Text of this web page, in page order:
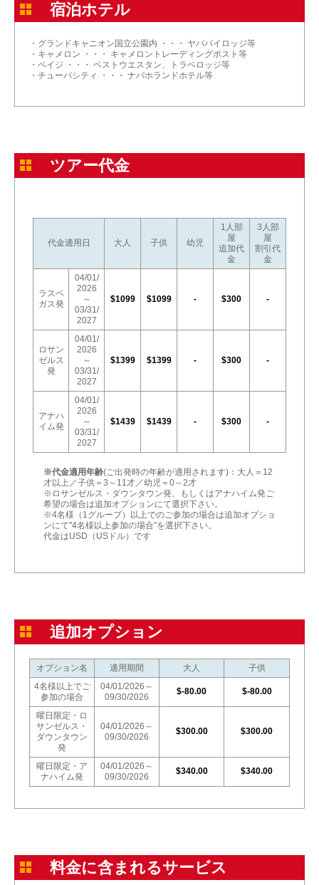
宿泊ホテル
・グランドキャニオン国立公園内 ・・・ ヤバパイロッジ等
・キャメロン ・・・ キャメロントレーディングポスト等
・ペイジ ・・・ ベストウエスタン、トラベロッジ等
・チューバシティ ・・・ ナバホランドホテル等
ツアー代金
代金適用日 大人 子供 幼児
1人部
屋
追加代
金
3人部
屋
割引代
金
ラスベ
ガス発
04/01/
2026
～
03/31/
2027
$1099 $1099 - $300 -
ロサン
ゼルス
発
04/01/
2026
～
03/31/
2027
$1399 $1399 - $300 -
アナハ
イム発
04/01/
2026
～
03/31/
2027
$1439 $1439 - $300 -
※代金適用年齢(ご出発時の年齢が適用されます)：大人＝12
才以上／子供＝3～11才／幼児＝0～2才
※ロサンゼルス・ダウンタウン発、もしくはアナハイム発ご
希望の場合は追加オプションにて選択下さい。
※4名様（1グループ）以上でのご参加の場合は追加オプショ
ンにて"4名様以上参加の場合"を選択下さい。
代金はUSD（USドル）です
追加オプション
オプション名 適用期間 大人
子供
4名様以上でご
参加の場合
04/01/2026～
09/30/2026
$-80.00 $-80.00
曜日限定・ロ
サンゼルス・
ダウンタウン
発
04/01/2026～
09/30/2026
$300.00 $300.00
曜日限定・ア
ナハイム発
04/01/2026～
09/30/2026
$340.00 $340.00
料金に含まれるサービス